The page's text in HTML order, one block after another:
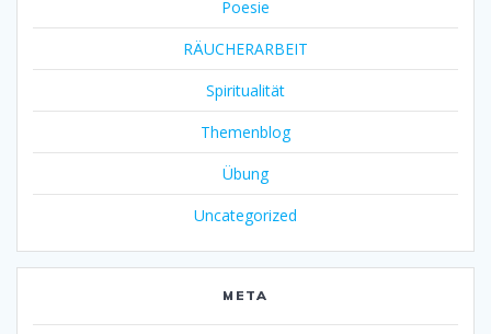
Poesie
RÄUCHERARBEIT
Spiritualität
Themenblog
Übung
Uncategorized
META